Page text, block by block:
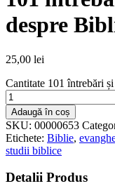
despre
25,00 lei
Cantitate 101 întrebări
Adaugă în coș
SKU: 00000653
Etichete: Biblie,
studii biblice
Detalii Produs